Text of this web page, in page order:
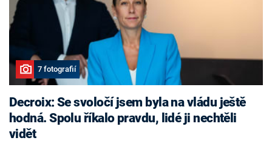
7 fotografií
Decroix: Se svoločí jsem byla na vládu ještě
hodná. Spolu říkalo pravdu, lidé ji nechtěli
vidět